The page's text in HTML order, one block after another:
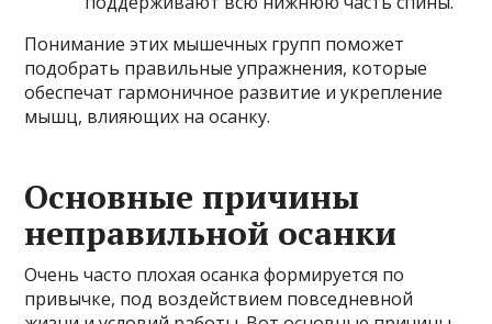
Понимание этих мышечных групп поможет
подобрать правильные упражнения, которые
обеспечат гармоничное развитие и укрепление
мышц, влияющих на осанку.
Основные причины
неправильной осанки
Очень часто плохая осанка формируется по
привычке, под воздействием повседневной